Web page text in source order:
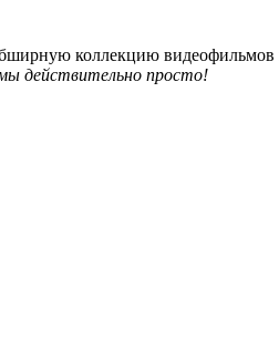
коллекцию
действительно просто!